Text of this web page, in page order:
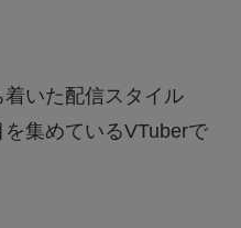
いた配信スタイル
集めているVTuberで